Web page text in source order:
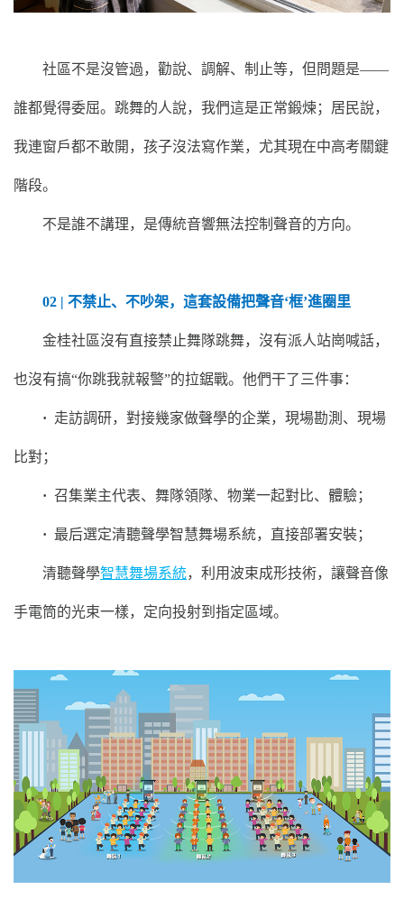
社區不是沒管過，勸說、調解、制止等，但問題是——
誰都覺得委屈。跳舞的人說，我們這是正常鍛煉；居民說，
我連窗戶都不敢開，孩子沒法寫作業，尤其現在中高考關鍵
階段。
不是誰不講理，是傳統音響無法控制聲音的方向。
02 | 不禁止、不吵架，這套設備把聲音‘框’進圈里
金桂社區沒有直接禁止舞隊跳舞，沒有派人站崗喊話，
也沒有搞“你跳我就報警”的拉鋸戰。他們干了三件事：
· 走訪調研，對接幾家做聲學的企業，現場勘測、現場
比對；
· 召集業主代表、舞隊領隊、物業一起對比、體驗；
· 最后選定清聽聲學智慧舞場系統，直接部署安裝；
清聽聲學智慧舞場系統，利用波束成形技術，讓聲音像
手電筒的光束一樣，定向投射到指定區域。